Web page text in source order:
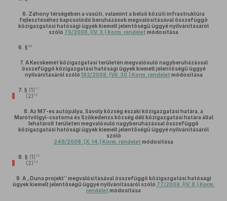
6. Záhony térségében a vasúti, valamint a belső közúti infrastruktúra
fejlesztéséhez kapcsolódó beruházások megvalósításával összefüggő
közigazgatási hatósági ügyek kiemelt jelentőségű üggyé nyilvánításáról
szóló 76/2008. (IV. 3.) Korm. rendelet módosítása
6. § 10
7. A Kecskemét közigazgatási területén megvalósuló nagyberuházással
összefüggő közigazgatási hatósági ügyek kiemelt jelentőségű üggyé
nyilvánításáról szóló 192/2008. (VII. 30.) Korm. rendelet módosítása
7. § (1) 11
(2) 12
8. Az M7-es autópálya, Sávoly község északi közigazgatási határa, a
Marótvölgyi-csatorna és Szőkedencs község déli közigazgatási határa által
lehatárolt területen megvalósuló nagyberuházással összefüggő
közigazgatási hatósági ügyek kiemelt jelentőségű üggyé nyilvánításáról
szóló
248/2008. (X. 14.) Korm. rendelet módosítása
8. § (1) 13
(2) 14
9. A „Duna projekt” megvalósításával összefüggő közigazgatási hatósági
ügyek kiemelt jelentőségű üggyé nyilvánításáról szóló 77/2009. (IV. 8.) Korm.
rendelet módosítása